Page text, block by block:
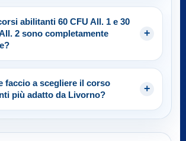
abilitanti 60 CFU All. 1 e 30
2 sono completamente
faccio a scegliere il corso
più adatto da Livorno?